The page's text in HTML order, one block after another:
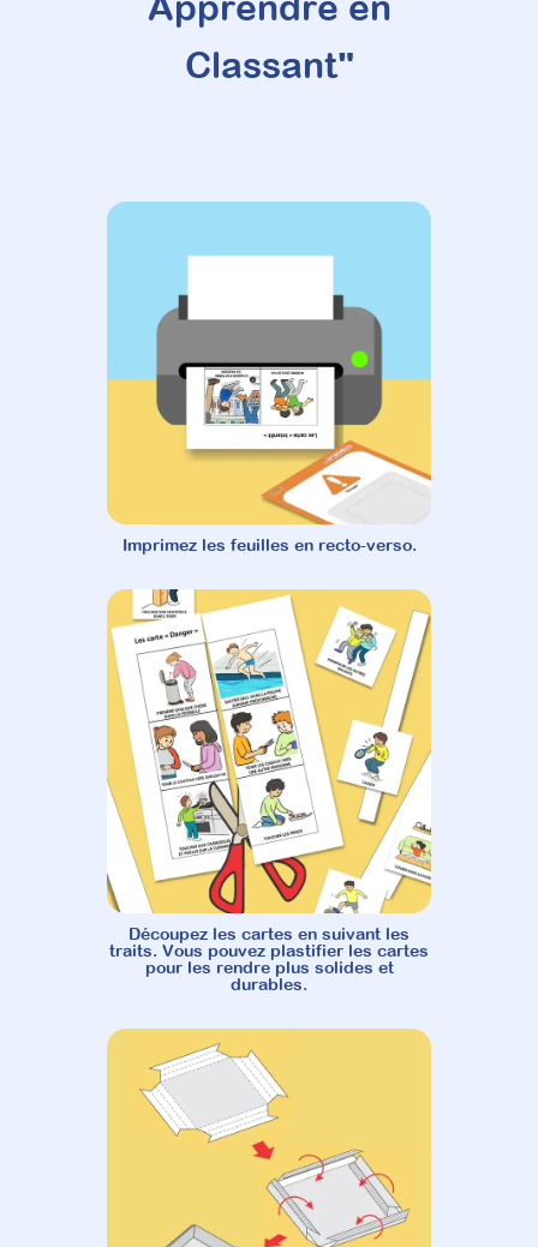
Classant"
Imprimez les feuilles en recto-verso.
Découpez les cartes en suivant les
traits. Vous pouvez plastifier les cartes
pour les rendre plus solides et
durables.